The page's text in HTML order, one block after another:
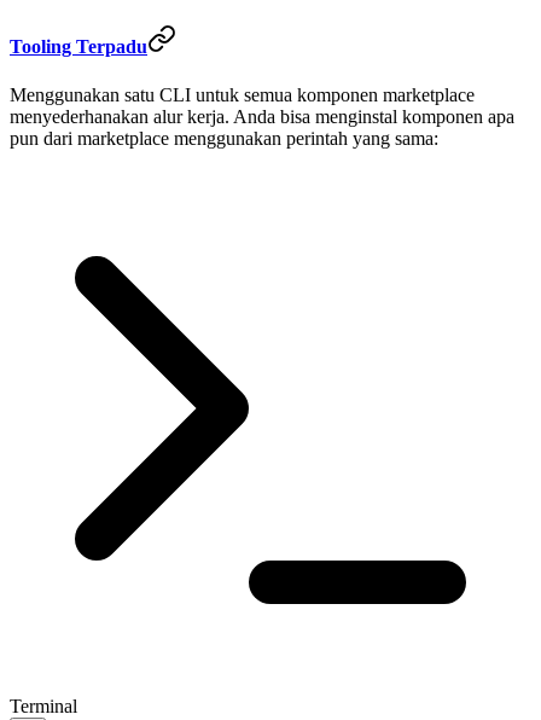
Tooling Terpadu
Menggunakan satu CLI untuk semua komponen marketplace
menyederhanakan alur kerja. Anda bisa menginstal komponen apa
pun dari marketplace menggunakan perintah yang sama:
Terminal